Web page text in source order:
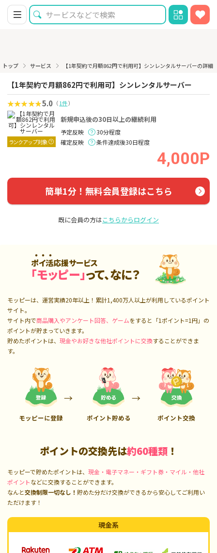
トップ サービス 【1年契約で月額862円で利用可】シンレンタルサーバーの詳細
【1年契約で月額862円で利用可】シンレンタルサーバー
5.0 （1件）
ランクアップ対象
新規申込後の30日以上の継続利用
予定反映
30分程度
確定反映
条件達成後30日程度
4,000P
簡単1分！無料会員登録はこちら
既に会員の方はこちらからログイン
ポイ活応援サービス
「モッピー」って、なに？
モッピーは、運営実績20年以上！累計1,400万人以上が利用しているポイント
サイト。
サイト内で商品購入やアンケート回答、ゲームをすると「1ポイント=1円」の
ポイントが貯まっていきます。
貯めたポイントは、 現金やお好きな他社ポイントに交換することができま
す。
モッピーに登録 ポイント貯める ポイント交換
ポイントの交換先は約60種類 ！
モッピーで貯めたポイントは、 現金・電子マネー・ギフト券・マイル・他社
ポイントなどに交換することができます。
なんと交換制限一切なし！ 貯めた分だけ交換ができるから安心してご利用い
ただけます！
現金系